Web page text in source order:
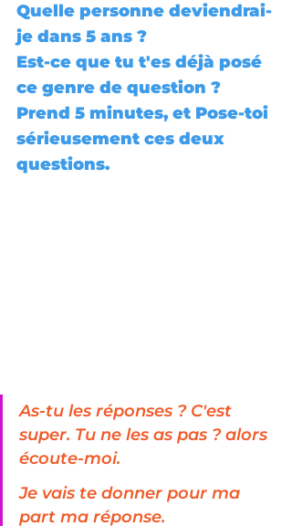
Quelle personne deviendrai-
je dans 5 ans ?
Est-ce que tu t'es déjà posé
ce genre de question ?
Prend 5 minutes, et Pose-toi
sérieusement ces deux
questions.
As-tu les réponses ? C'est
super. Tu ne les as pas ? alors
écoute-moi.
Je vais te donner pour ma
part ma réponse.